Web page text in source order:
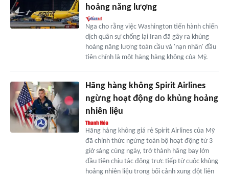
hoảng năng lượng
Nga cho rằng việc Washington tiến hành chiến
dịch quân sự chống lại Iran đã gây ra khủng
hoảng năng lượng toàn cầu và 'nạn nhân' đầu
tiên chính là một hãng hàng không của Mỹ.
Hãng hàng không Spirit Airlines
ngừng hoạt động do khủng hoảng
nhiên liệu
Hãng hàng không giá rẻ Spirit Airlines của Mỹ
đã chính thức ngừng toàn bộ hoạt động từ 3
giờ sáng cùng ngày, trở thành hãng bay lớn
đầu tiên chịu tác động trực tiếp từ cuộc khủng
hoảng nhiên liệu trong bối cảnh xung đột liên